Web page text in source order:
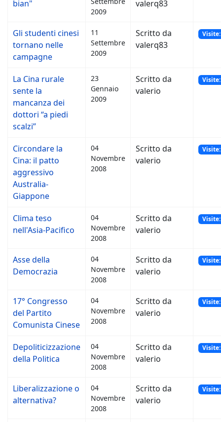
bian"
2009
valerq83
Gli studenti cinesi
tornano nelle
campagne
11
Settembre
2009
Scritto da
valerq83
La Cina rurale
sente la
mancanza dei
dottori “a piedi
scalzi”
23
Gennaio
2009
Scritto da
valerio
Circondare la
Cina: il patto
aggressivo
Australia-
Giappone
04
Novembre
2008
Scritto da
valerio
Clima teso
nell'Asia-Pacifico
04
Novembre
2008
Scritto da
valerio
Asse della
Democrazia
04
Novembre
2008
Scritto da
valerio
17° Congresso
del Partito
Comunista Cinese
04
Novembre
2008
Scritto da
valerio
Depoliticizzazione
della Politica
04
Novembre
2008
Scritto da
valerio
Liberalizzazione o
alternativa?
04
Novembre
2008
Scritto da
valerio